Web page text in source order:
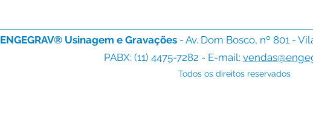
ENGEGRAV® Usinagem e Gravações - Av. Dom Bosco, nº 801 -
PABX: (11) 4475-7282 - E-mail:
Todos os direitos reservados